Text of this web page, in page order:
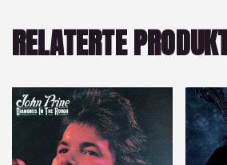
RELATERTE